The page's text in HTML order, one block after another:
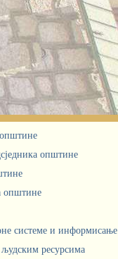
општине
oпштине
системе и информисање
ресурсима